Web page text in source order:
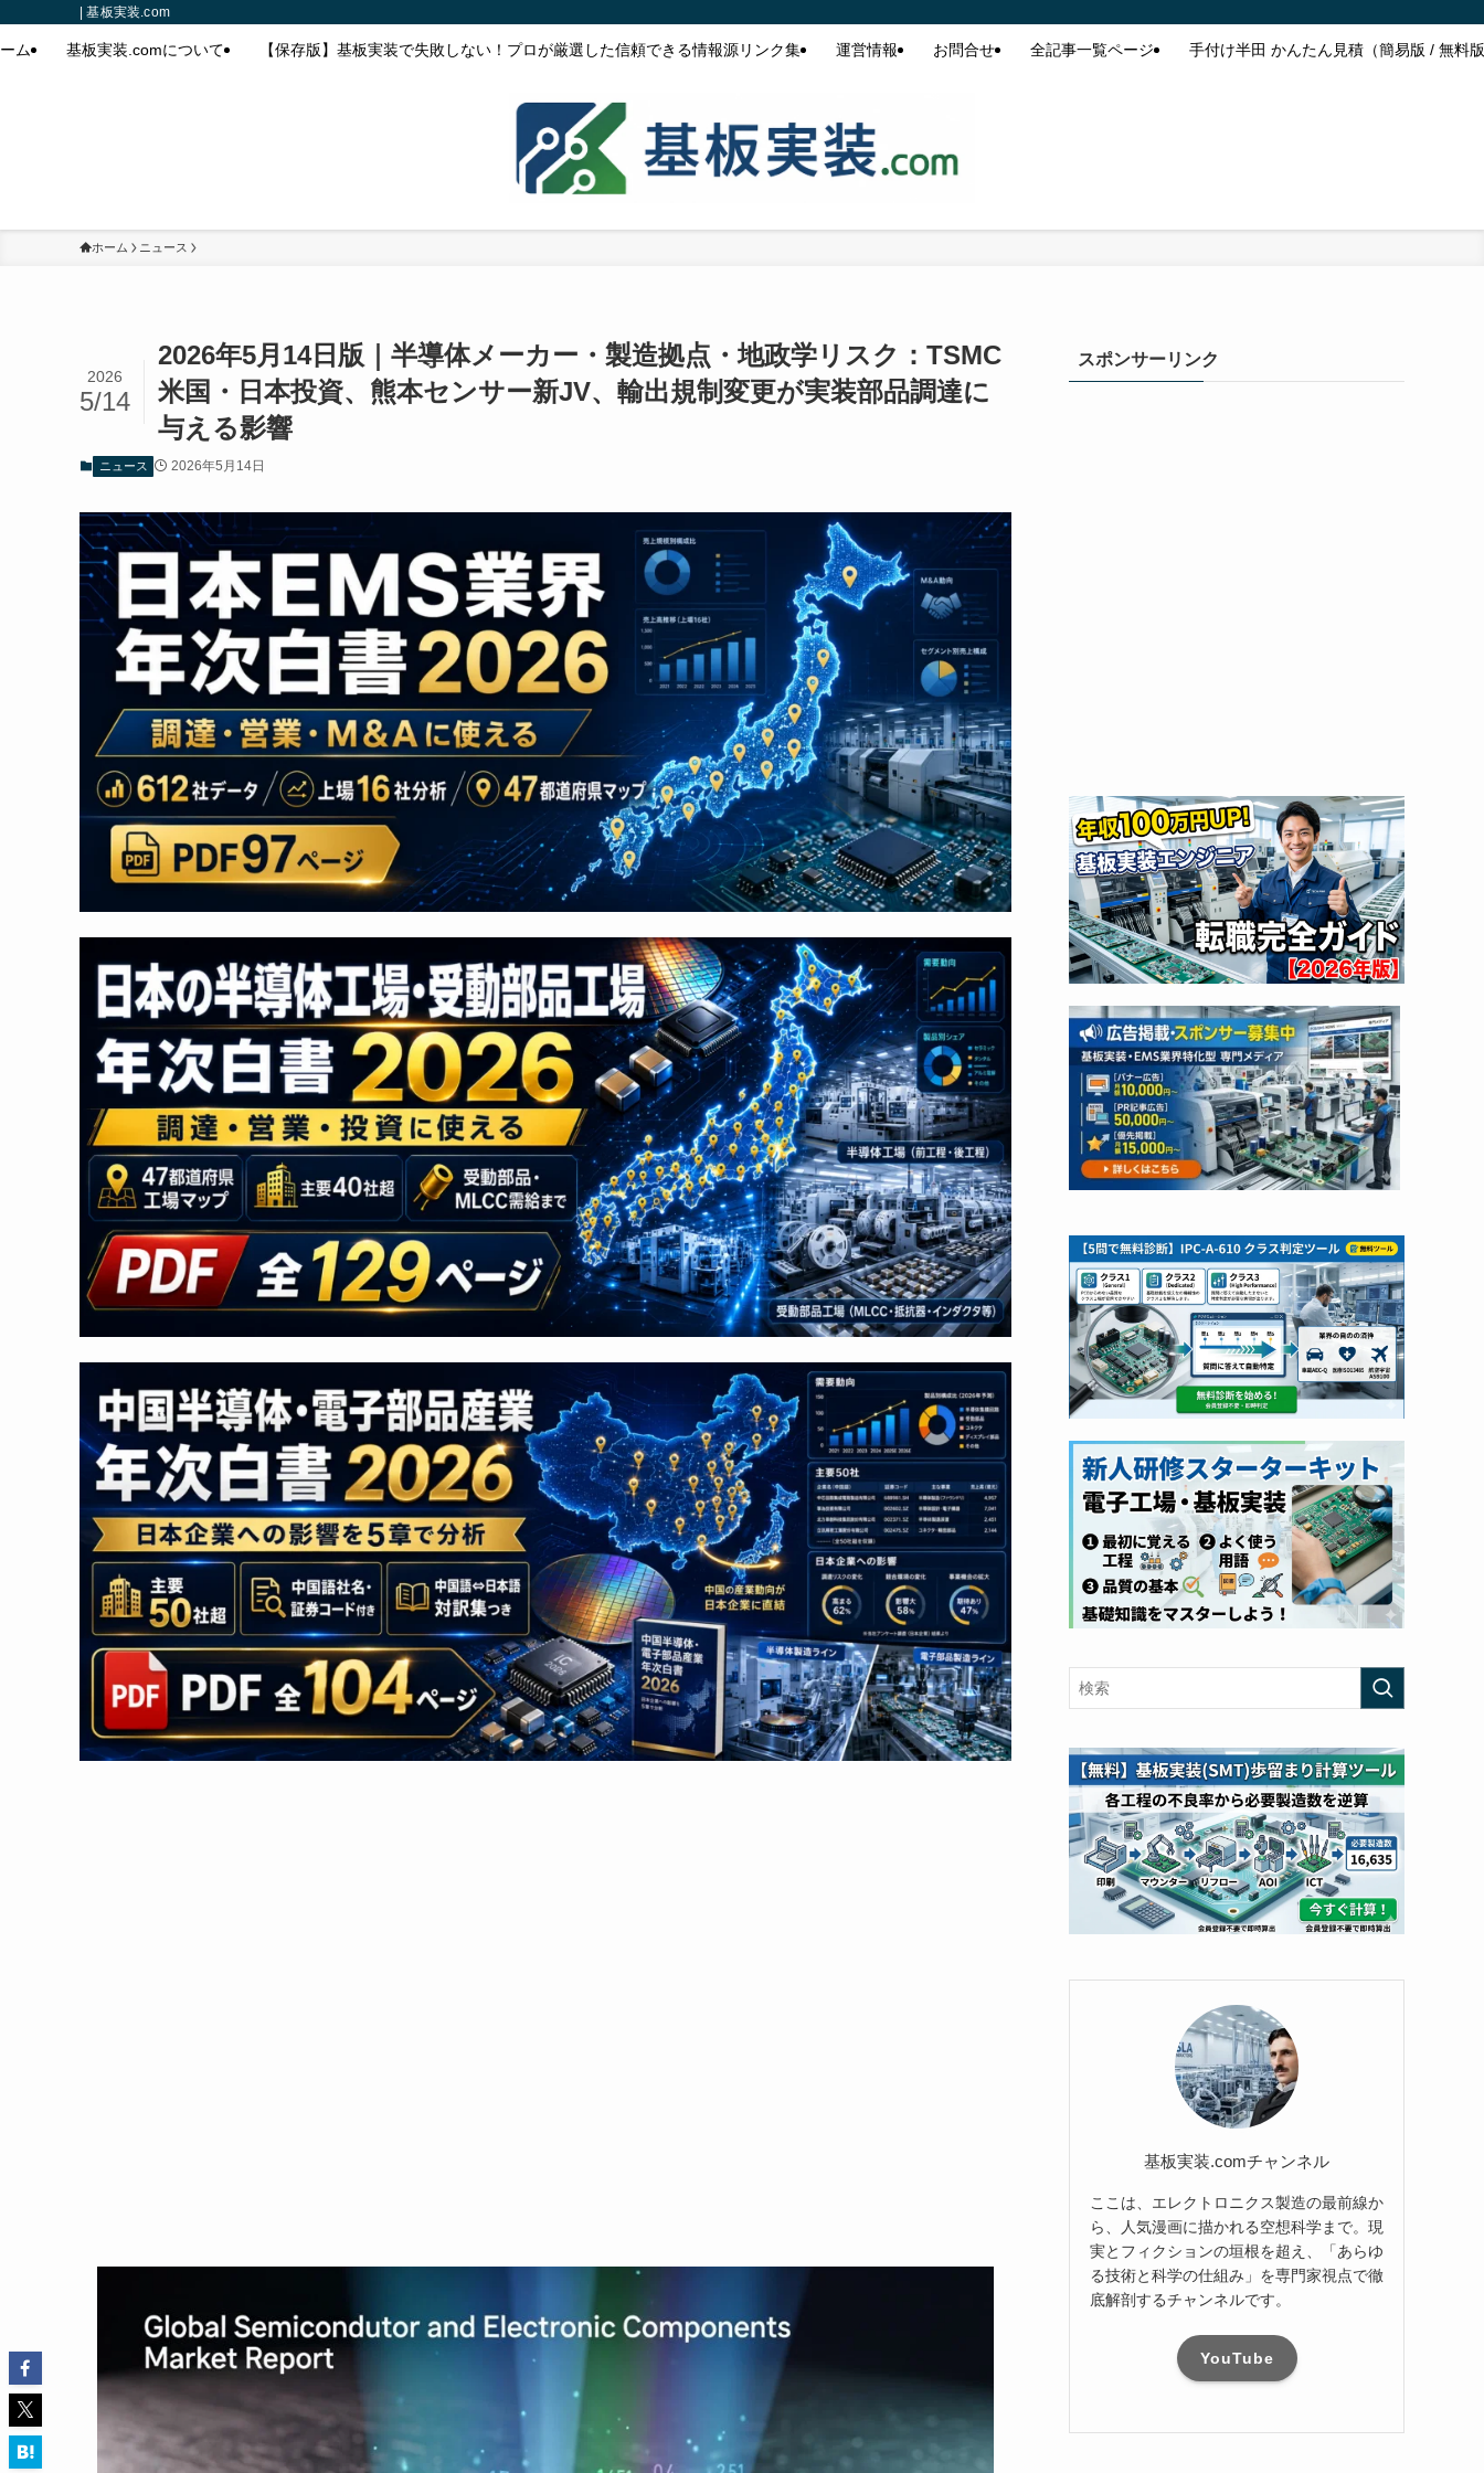
| 基板実装.com
ム 基板実装.comについて 【保存版】基板実装で失敗しない！プロが厳選した信頼できる情報源リンク集 運営情報 お問合せ 全記事一覧ページ 手付け半田 かんたん見積（簡易版 / 無料
ホーム ニュース
2026年5月14日版｜半導体メーカー・製造拠点・地政学リスク：TSMC
米国・日本投資、熊本センサー新JV、輸出規制変更が実装部品調達に
与える影響
2026
5/14
ニュース 2026年5月14日
スポンサーリンク
基板実装.comチャンネル
ここは、エレクトロニクス製造の最前線か
ら、人気漫画に描かれる空想科学まで。現
実とフィクションの垣根を超え、「あらゆ
る技術と科学の仕組み」を専門家視点で徹
底解剖するチャンネルです。
YouTube